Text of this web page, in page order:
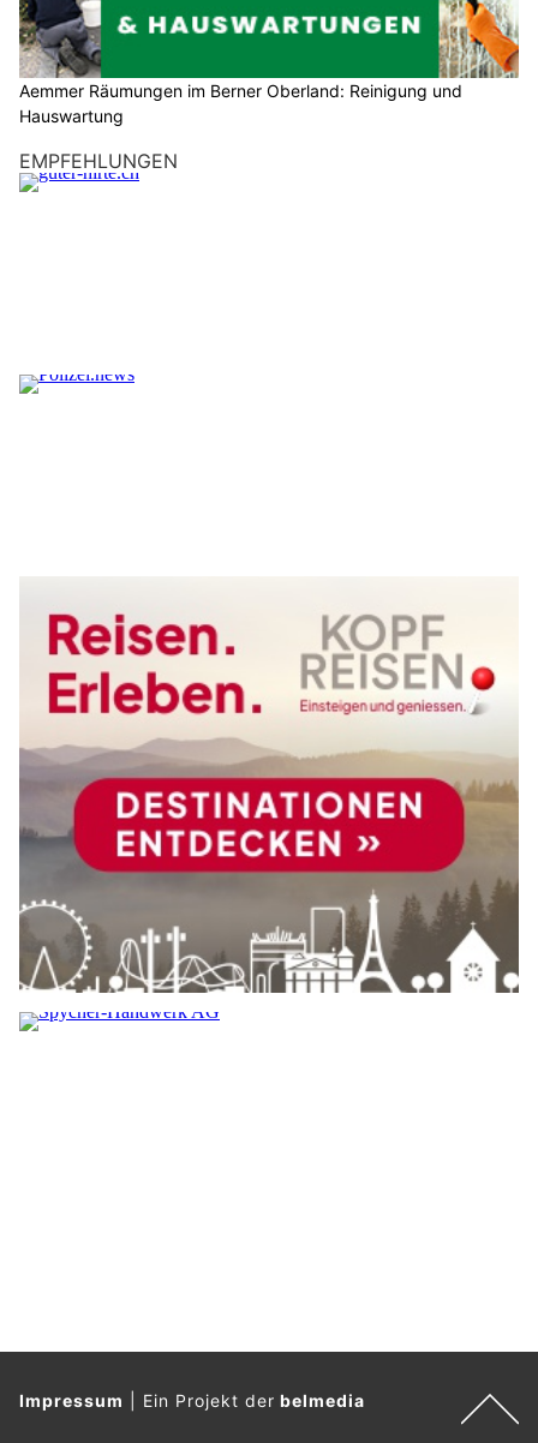
Aemmer Räumungen im Berner Oberland: Reinigung und
Hauswartung
EMPFEHLUNGEN
Impressum Ein Projekt derbelmedia